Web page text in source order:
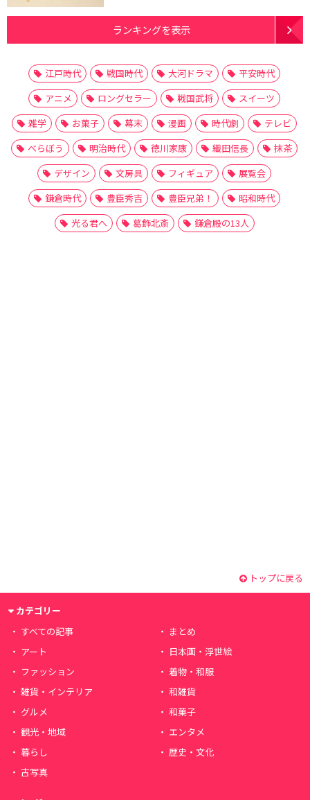
ランキングを表示
江戸時代 戦国時代 大河ドラマ
平安時代
アニメ
ロングセラー 戦国武将
スイーツ
雑学
お菓子 幕末 漫画 時代劇
テレビ
べらぼう
明治時代 徳川家康 織田信長
抹茶
デザイン
文房具 フィギュア
展覧会
鎌倉時代
豊臣秀吉 豊臣兄弟！
昭和時代
光る君へ
葛飾北斎 鎌倉殿の13人
トップに戻る
カテゴリー
すべての記事
まとめ
アート
日本画・浮世絵
ファッション
着物・和服
雑貨・インテリア
和雑貨
グルメ
和菓子
観光・地域
エンタメ
暮らし
歴史・文化
古写真